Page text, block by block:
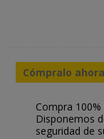
Cómpralo
Compra 100%
Disponemos
seguridad de